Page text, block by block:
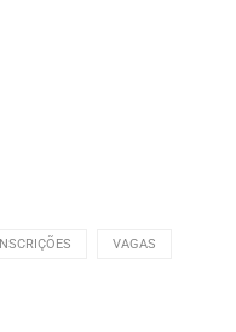
INSCRIÇÕES VAGAS